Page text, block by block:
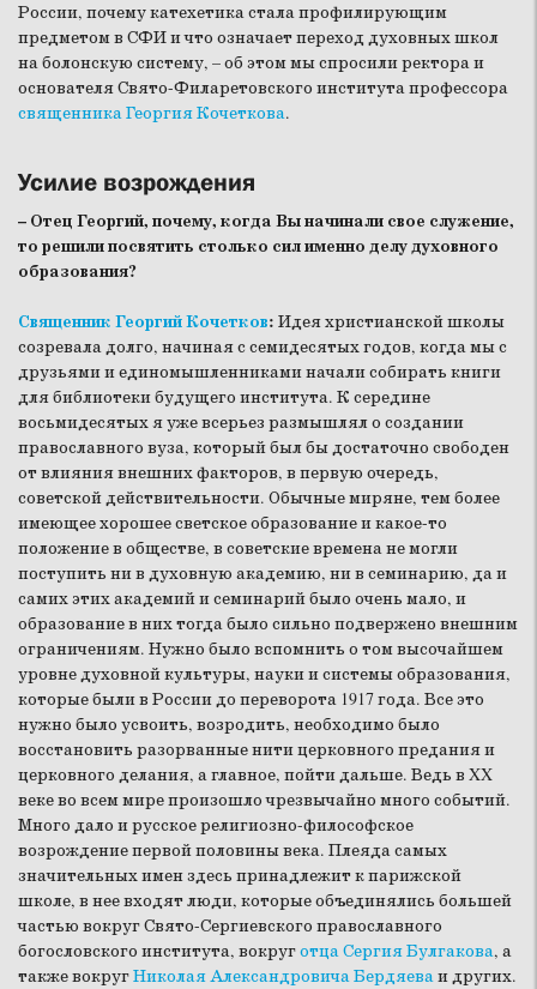
России, почему катехетика стала профилирующим
предметом в СФИ и что означает переход духовных школ
на болонскую систему, – об этом мы спросили ректора и
основателя Свято-Филаретовского института профессора
священника Георгия Кочеткова.
Усилие возрождения
– Отец Георгий, почему, когда Вы начинали свое служение,
то решили посвятить столько сил именно делу духовного
образования?
Священник Георгий Кочетков: Идея христианской школы
созревала долго, начиная с семидесятых годов, когда мы с
друзьями и единомышленниками начали собирать книги
для библиотеки будущего института. К середине
восьмидесятых я уже всерьез размышлял о создании
православного вуза, который был бы достаточно свободен
от влияния внешних факторов, в первую очередь,
советской действительности. Обычные миряне, тем более
имеющее хорошее светское образование и какое-то
положение в обществе, в советские времена не могли
поступить ни в духовную академию, ни в семинарию, да и
самих этих академий и семинарий было очень мало, и
образование в них тогда было сильно подвержено внешним
ограничениям. Нужно было вспомнить о том высочайшем
уровне духовной культуры, науки и системы образования,
которые были в России до переворота 1917 года. Все это
нужно было усвоить, возродить, необходимо было
восстановить разорванные нити церковного предания и
церковного делания, а главное, пойти дальше. Ведь в XX
веке во всем мире произошло чрезвычайно много событий.
Много дало и русское религиозно-философское
возрождение первой половины века. Плеяда самых
значительных имен здесь принадлежит к парижской
школе, в нее входят люди, которые объединялись большей
частью вокруг Свято-Сергиевского православного
богословского института, вокруготца Сергия Булгакова, а
также вокругНиколая Александровича Бердяеваи других.